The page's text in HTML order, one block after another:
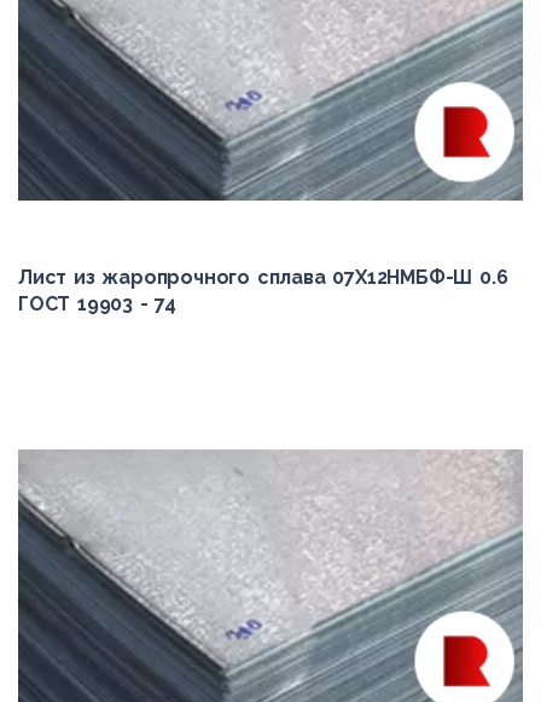
ХН45МВТЮБР
ХН45МВТЮБР-ИД
ХН50ВМТЮБ-ВИ
ХН50МВКТЮР-ИД
ХН55ВМТКЮ
ХН60ВТ-ш
ХН62ВМЮТ-ВД
ХН77ТЮР-ид
ХН78Т
ЭП648-ви
ЭП670
ЭП708-вд
ЭП718-ид
Лист из жаропрочного сплава 07Х12НМБФ-Ш 0.6
ГОСТ 19903 - 74